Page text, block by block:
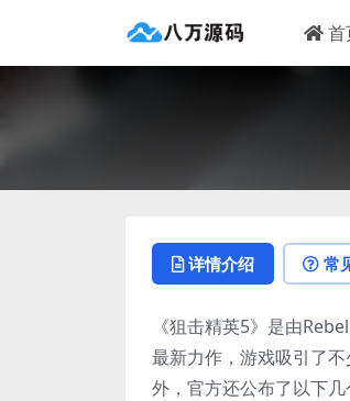
首
详情介绍 常
《狙击精英5》是由
最新力作，游戏吸引了
外，官方还公布了以下几